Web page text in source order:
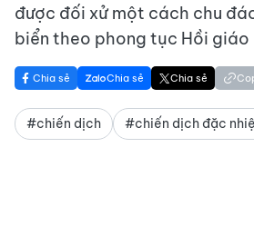
được đối xử một cách chu
biển theo phong tục Hồi giáo
Chia sẻ Chia sẻ Chia sẻ
#chiến dịch #chiến dịch đặc